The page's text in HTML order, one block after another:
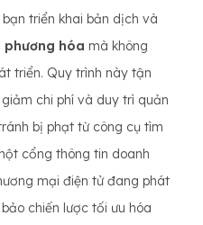
triển khai bản dịch và
phương hóa mà không
triển. Quy trình này tận
chi phí và duy trì quản
bị phạt từ công cụ tìm
cổng thông tin doanh
mại điện tử đang phát
chiến lược tối ưu hóa